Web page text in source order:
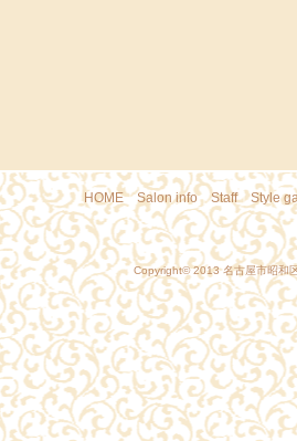
HOME｜Salon info｜Staff｜Style
Copyright© 2013名古屋市昭和